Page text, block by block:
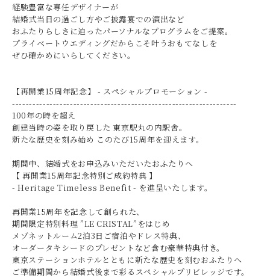
経験豊富な専任デザイナーが
結婚式当日の過ごし方やご披露宴での演出など
おふたりらしさに迫ったパーソナルなプログラムをご提案。
プライベートウエディングだからこそ叶うおもてなしを
ぜひ確かめにいらしてください。
【再開業15周年記念】 - スペシャルプロモーション -
------------------------------------------------------------------
100年の時を超え
創建当時の姿を取り戻した 東京駅丸の内駅舎。
新たな歴史を刻み始め このたび15周年を迎えます。
期間中、結婚式をお申込みいただいたおふたりへ
【 再開業15周年記念特別ご成約特典 】
- Heritage Timeless Benefit - を進呈いたします。
再開業15周年を記念して創られた、
期間限定特別料理 ”LE CRISTAL”をはじめ
メゾネットルーム2泊3日ご宿泊やドレス特典、
オーダータキシードのプレゼントなど含む豪華特典付き。
東京ステーションホテルとともに新たな歴史を刻むおふたりへ
ご準備期間から結婚式後まで彩るスペシャルプリビレッジです。